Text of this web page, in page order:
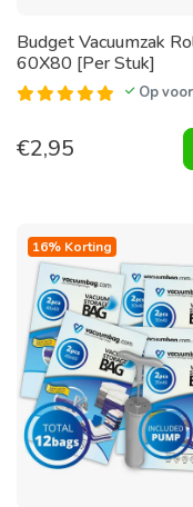
Budget Vacuumzak
60X80 [Per Stuk]
Op
€2,95
16% Korting